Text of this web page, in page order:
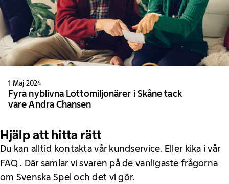
1 Maj 2024
Fyra nyblivna Lottomiljonärer i Skåne tack
vare Andra Chansen
Hjälp att hitta rätt
Du kan alltid kontakta vår kundservice. Eller kika i vår
FAQ . Där samlar vi svaren på de vanligaste frågorna
om Svenska Spel och det vi gör.